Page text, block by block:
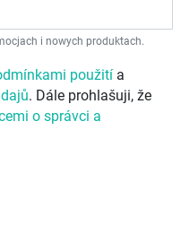
i nowych produktach.
použití a
. Dále prohlašuji, že
o správci a